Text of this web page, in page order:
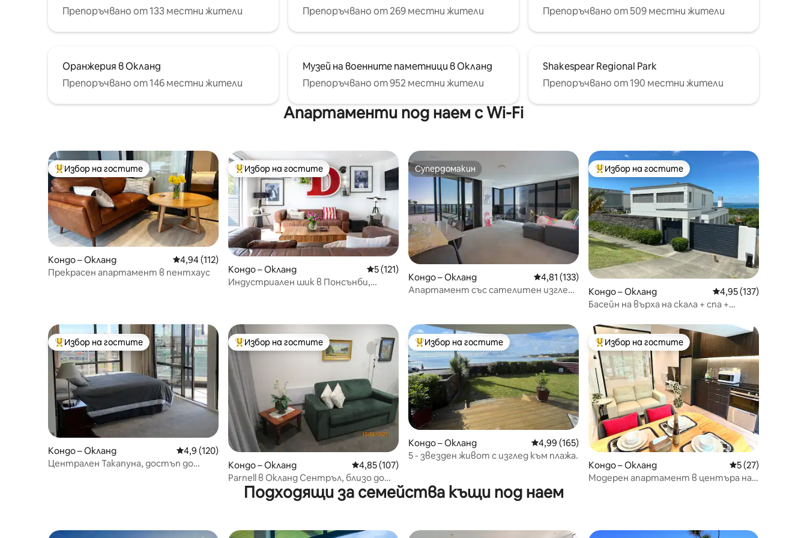
Препоръчвано от 133 местни жители
Препоръчвано от 269 местни жители
Препоръчвано от 509 местни жители
Оранжерия в Окланд
Препоръчвано от 146 местни жители
Музей на военните паметници в Окланд
Препоръчвано от 952 местни жители
Shakespear Regional Park
Препоръчвано от 190 местни жители
Апартаменти под наем с Wi-Fi
Най-популярен избор на гостите
Избор на гостите
Кондо – Окланд Средна оценка: 4,94 от 5, 112 отзива
4,94 (112)
Прекрасен апартамент в пентхаус
Най-популярен избор на гостите
Избор на гостите
Кондо – Окланд Средна оценка: 5 от 5, 121 отзива
5 (121)
Индустриален шик в Понсънби,
Супердомакин
Супердомакин
Кондо – Окланд Средна оценка: 4,81 от 5, 133 отзива
4,81 (133)
Апартамент със сателитен изглед,
Най-популярен избор на гостите
Избор на гостите
Кондо – Окланд Средна оценка: 4,95
4,95 (137)
Басейн на върха на скала + спа +
и магазини
Най-популярен избор на гостите
Избор на гостите
Кондо – Окланд Средна оценка: 4,9 от 5, 120 отзива
4,9 (120)
Централен Такапуна, достъп до
Най-популярен избор на гостите
Избор на гостите
Кондо – Окланд Средна оценка: 4,85 от 5, 107 отзива
4,85 (107)
Parnell в Окланд Сентръл, близо до
всичко.
Най-популярен избор на гостите
Избор на гостите
Кондо – Окланд Средна оценка: 4,99 от 5, 165 отзива
4,99 (165)
5 - звезден живот с изглед към плажа.
Най-популярен избор на гостите
Избор на гостите
Кондо – Окланд Средна оценка:
5 (27)
Модерен апартамент в центъра на
Подходящи за семейства къщи под наем